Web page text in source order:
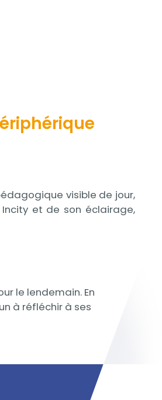
visible de jour,
et de son éclairage,
le lendemain. En
à réfléchir à ses